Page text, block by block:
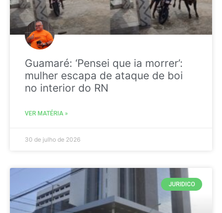
Guamaré: ‘Pensei que ia morrer’:
mulher escapa de ataque de boi
no interior do RN
VER MATÉRIA »
30 de julho de 2026
JURIDICO